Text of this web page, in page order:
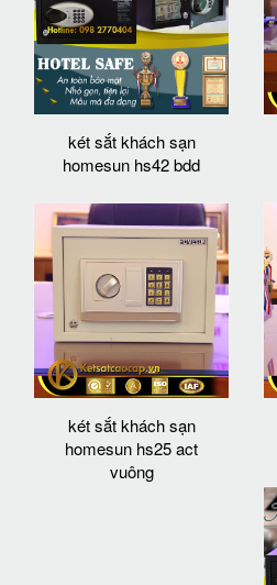
két sắt khách sạn
homesun hs42 bdd
két sắt khách sạn
homesun hs25 act
vuông